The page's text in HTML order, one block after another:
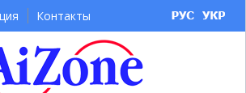
Контакты